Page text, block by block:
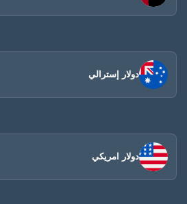
دولار إسترالي
دولار امريكي